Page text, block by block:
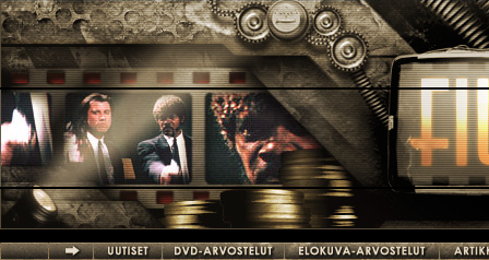
Hyppää pääsisältöön